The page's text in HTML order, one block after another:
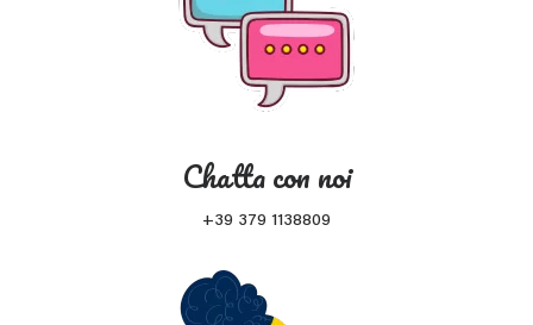
Chatta con noi
+39 379 1138809